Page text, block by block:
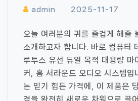
admin 2025-11-17
오늘 여러분의 귀를 즐겁게 해줄
소개하고자 합니다. 바로 컴퓨터
루투스 유선 듀얼 목적 대용량
커, 홈 서라운드 오디오 시스템
는 믿기 힘든 가격에, 이 제품은
경을 완전히 새로운 차원으로 끌